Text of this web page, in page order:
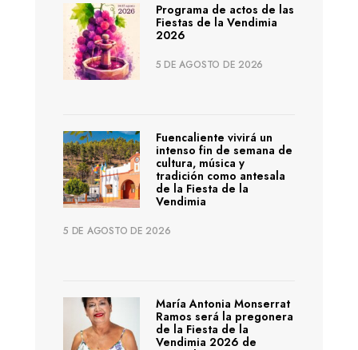
Programa de actos de las
Fiestas de la Vendimia
2026
5 DE AGOSTO DE 2026
Fuencaliente vivirá un
intenso fin de semana de
cultura, música y
tradición como antesala
de la Fiesta de la
Vendimia
5 DE AGOSTO DE 2026
María Antonia Monserrat
Ramos será la pregonera
de la Fiesta de la
Vendimia 2026 de